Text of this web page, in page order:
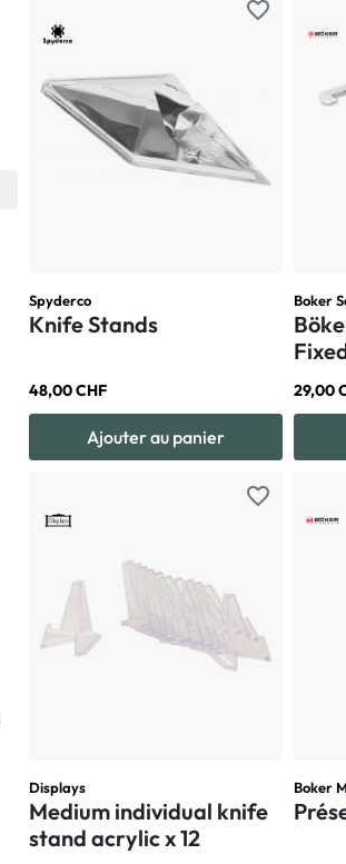
favorite_border
Spyderco
Knife Stands
48,00 CHF
Ajouter au panier
Boker
29,00
favorite_border
Displays
Medium individual knife
stand acrylic x 12
Boker